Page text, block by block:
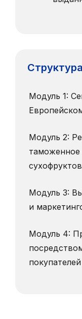
Модуль 1:
Модуль 2:
сухофруктов
Модуль 3:
и
Модуль 4: